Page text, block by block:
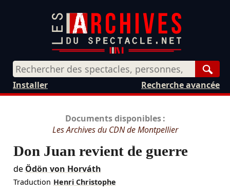
Recherche avancée
Installer
Documents disponibles :
Les Archives du CDN de Montpellier
Don Juan revient de guerre
de Ödön von Horváth
Traduction Henri Christophe